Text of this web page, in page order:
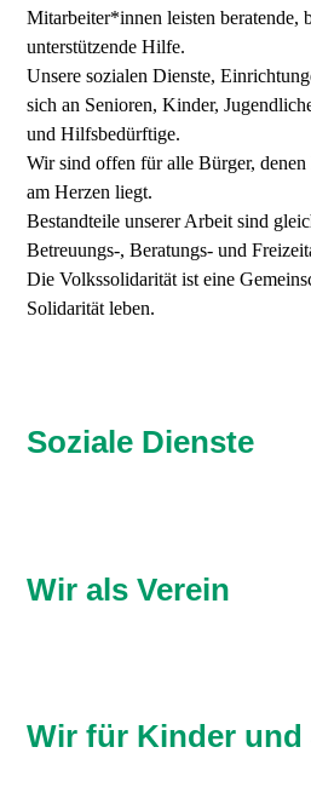
Mitarbeiter*innen leisten beratende,
unterstützende Hilfe.
Unsere sozialen Dienste,
sich an Senioren, Kinder,
und Hilfsbedürftige.
Wir sind offen für alle Bürger,
am Herzen liegt.
Bestandteile unserer Arbeit sind
Betreuungs-, Beratungs- und
Die Volkssolidarität ist eine
Solidarität leben.
Soziale Dienste
Wir als Verein
Wir für Kinder